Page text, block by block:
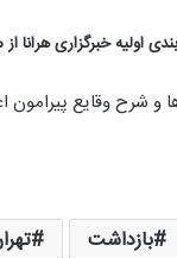
اولیه خبرگزاری
وقایع پیرامون
بازداشت